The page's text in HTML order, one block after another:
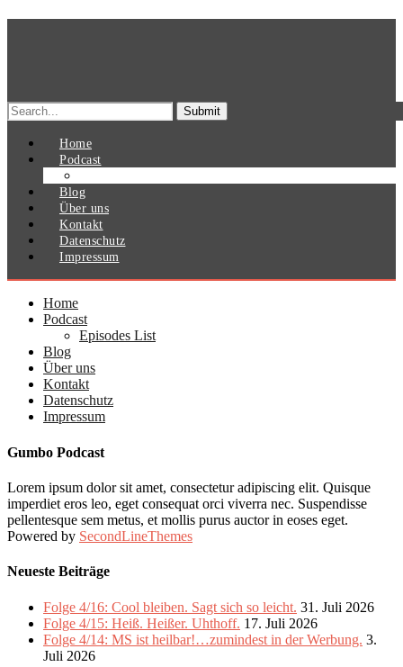
Search
for:
Home
Podcast
Blog
Über uns
Kontakt
Datenschutz
Impressum
Home
Podcast
Episodes List
Blog
Über uns
Kontakt
Datenschutz
Impressum
Gumbo Podcast
Lorem ipsum dolor sit amet, consectetur adipiscing elit. Quisque
imperdiet eros leo, eget consequat orci viverra nec. Suspendisse
pellentesque sem metus, et mollis purus auctor in eoses eget.
Powered by SecondLineThemes
Neueste Beiträge
Folge 4/16: Cool bleiben. Sagt sich so leicht. 31. Juli 2026
Folge 4/15: Heiß. Heißer. Uhthoff. 17. Juli 2026
Folge 4/14: MS ist heilbar!…zumindest in der Werbung. 3.
Juli 2026